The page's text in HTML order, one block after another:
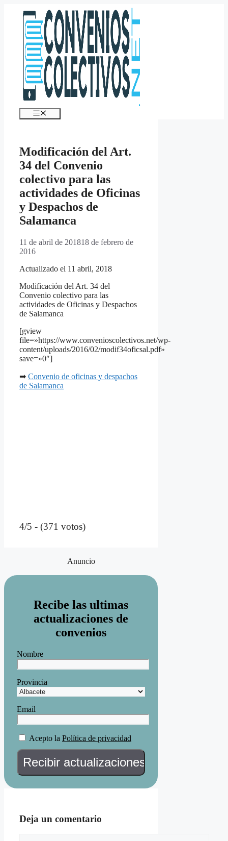
contenido
Menú
Modificación del Art.
34 del Convenio
colectivo para las
actividades de Oficinas
y Despachos de
Salamanca
11 de abril de 201818 de febrero de
2016
Actualizado el 11 abril, 2018
Modificación del Art. 34 del
Convenio colectivo para las
actividades de Oficinas y Despachos
de Salamanca
[gview
file=»https://www.convenioscolectivos.net/wp-
content/uploads/2016/02/modif34oficsal.pdf»
save=»0″]
➡ Convenio de oficinas y despachos
de Salamanca
4/5 - (371 votos)
Anuncio
Recibe las ultimas
actualizaciones de
convenios
Nombre
Provincia
Email
Acepto la Política de privacidad
Deja un comentario